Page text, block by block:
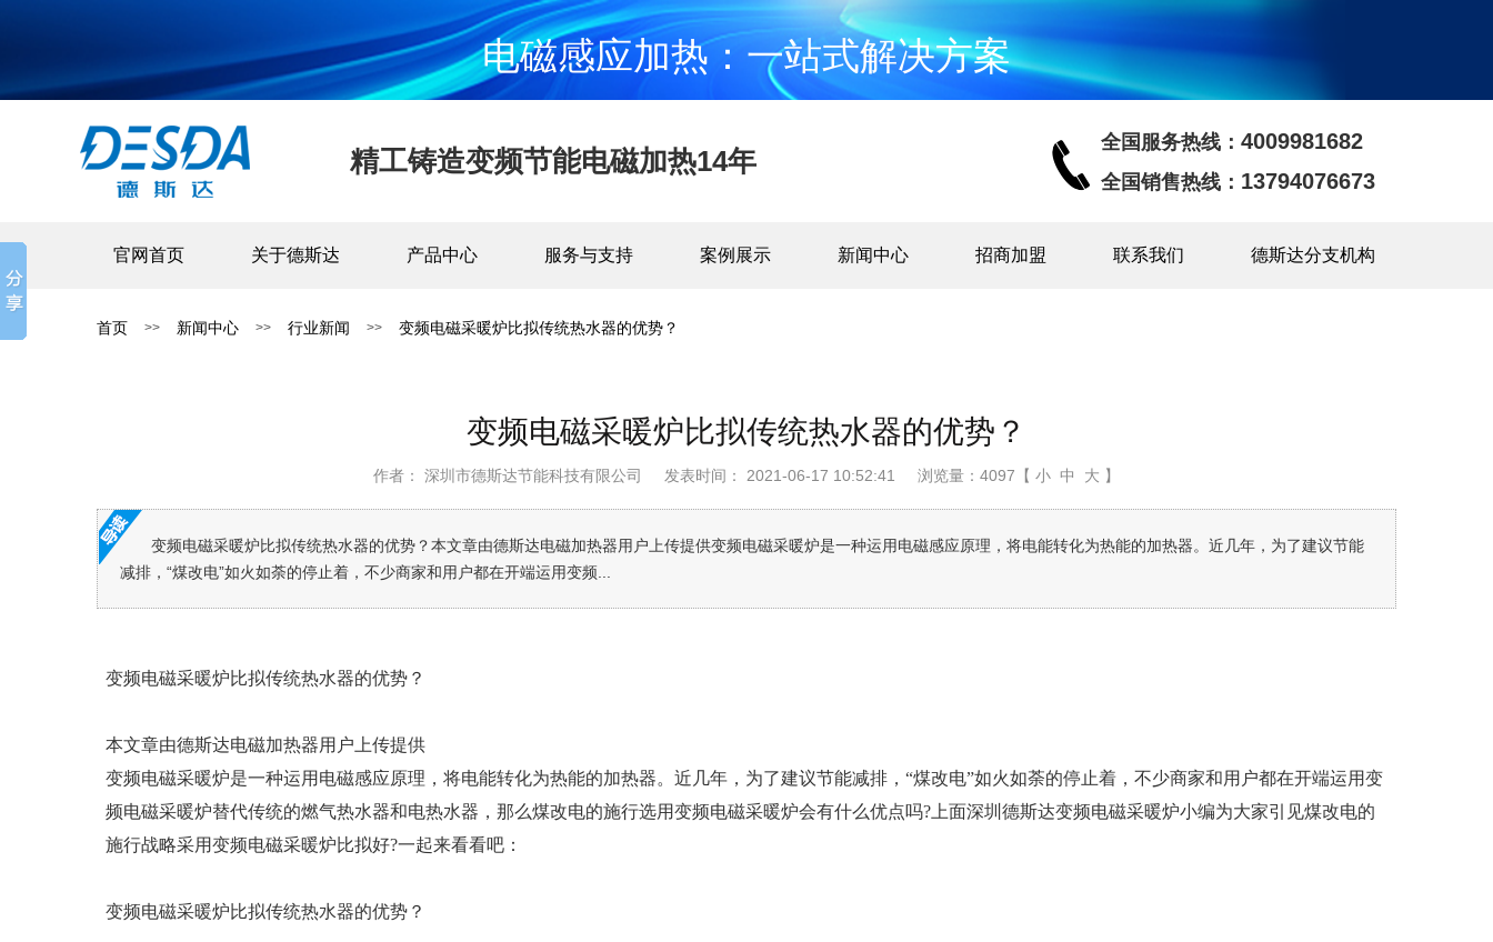
电磁感应加热：一站式解决方案
精工铸造变频节能电磁加热14年
全国服务热线： 4009981682
全国销售热线： 13794076673
官网首页 关于德斯达 产品中心 服务与支持 案例展示 新闻中心 招商加盟 联系我们 德斯达分支机构
首页 >> 新闻中心 >> 行业新闻 >> 变频电磁采暖炉比拟传统热水器的优势？
变频电磁采暖炉比拟传统热水器的优势？
作者： 深圳市德斯达节能科技有限公司 发表时间： 2021-06-17 10:52:41 浏览量：4097【 小 中 大 】
变频电磁采暖炉比拟传统热水器的优势？本文章由德斯达电磁加热器用户上传提供变频电磁采暖炉是一种运用电磁感应原理，将电能转化为热能的加热器。近几年，为了建议节能
减排，“煤改电”如火如荼的停止着，不少商家和用户都在开端运用变频...
变频电磁采暖炉比拟传统热水器的优势？
本文章由德斯达电磁加热器用户上传提供
变频电磁采暖炉是一种运用电磁感应原理，将电能转化为热能的加热器。近几年，为了建议节能减排，“煤改电”如火如荼的停止着，不少商家和用户都在开端运用变
频电磁采暖炉替代传统的燃气热水器和电热水器，那么煤改电的施行选用变频电磁采暖炉会有什么优点吗?上面深圳德斯达变频电磁采暖炉小编为大家引见煤改电的
施行战略采用变频电磁采暖炉比拟好?一起来看看吧：
变频电磁采暖炉比拟传统热水器的优势？